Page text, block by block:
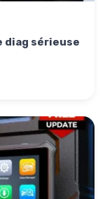
diag sérieuse